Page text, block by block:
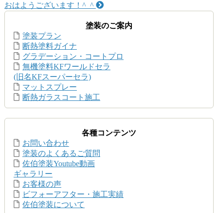
おはようございます！^_^
塗装のご案内
塗装プラン
断熱塗料ガイナ
グラデーション・コートプロ
無機塗料KFワールドセラ
(旧名KFスーパーセラ)
マットスプレー
断熱ガラスコート施工
各種コンテンツ
お問い合わせ
塗装のよくあるご質問
佐伯塗装Youtube動画
ギャラリー
お客様の声
ビフォーアフター・施工実績
佐伯塗装について